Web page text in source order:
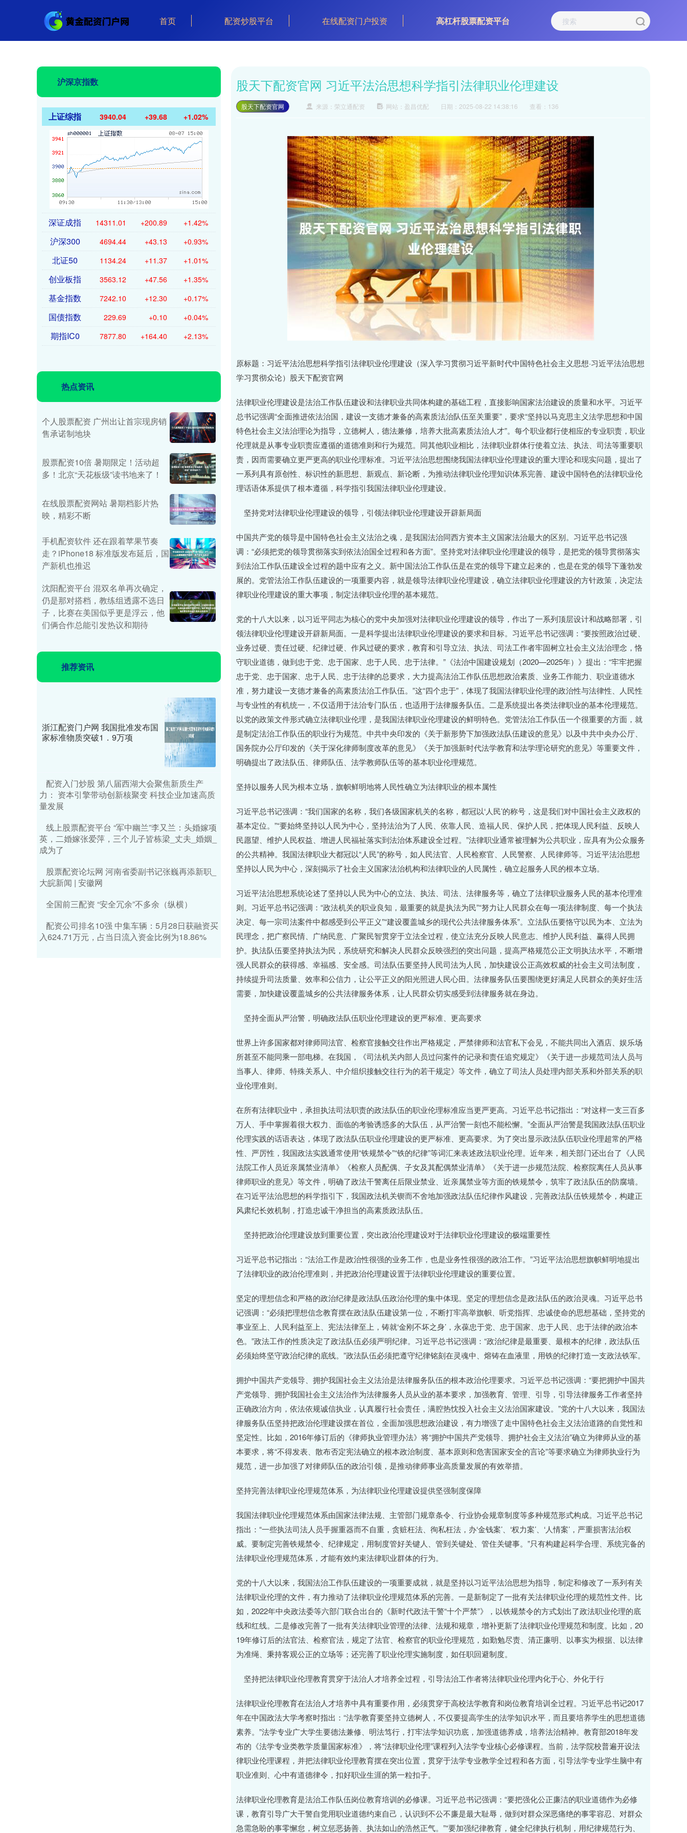
首页 配资炒股平台 在线配资门户投资 高杠杆股票配资平台
股天下配资官网 习近平法治思想科学指引法律职业伦理建设
股天下配资官网 来源：荣立通配资 网站：盈昌优配 日期：2025-08-22 14:38:16 查看：136
原标题：习近平法治思想科学指引法律职业伦理建设（深入学习贯彻习近平新时代中国特色社会主义思想·习近平法治思想
学习贯彻众论）股天下配资官网
法律职业伦理建设是法治工作队伍建设和法律职业共同体构建的基础工程，直接影响国家法治建设的质量和水平。习近平
总书记强调“全面推进依法治国，建设一支德才兼备的高素质法治队伍至关重要”，要求“坚持以马克思主义法学思想和中国
特色社会主义法治理论为指导，立德树人，德法兼修，培养大批高素质法治人才”。每个职业都行使相应的专业职责，职业
伦理就是从事专业职责应遵循的道德准则和行为规范。同其他职业相比，法律职业群体行使着立法、执法、司法等重要职
责，因而需要确立更严更高的职业伦理标准。习近平法治思想围绕我国法律职业伦理建设的重大理论和现实问题，提出了
一系列具有原创性、标识性的新思想、新观点、新论断，为推动法律职业伦理知识体系完善、建设中国特色的法律职业伦
理话语体系提供了根本遵循，科学指引我国法律职业伦理建设。
坚持党对法律职业伦理建设的领导，引领法律职业伦理建设开辟新局面
中国共产党的领导是中国特色社会主义法治之魂，是我国法治同西方资本主义国家法治最大的区别。习近平总书记强
调：“必须把党的领导贯彻落实到依法治国全过程和各方面”。坚持党对法律职业伦理建设的领导，是把党的领导贯彻落实
到法治工作队伍建设全过程的题中应有之义。新中国法治工作队伍是在党的领导下建立起来的，也是在党的领导下蓬勃发
展的。党管法治工作队伍建设的一项重要内容，就是领导法律职业伦理建设，确立法律职业伦理建设的方针政策，决定法
律职业伦理建设的重大事项，制定法律职业伦理的基本规范。
党的十八大以来，以习近平同志为核心的党中央加强对法律职业伦理建设的领导，作出了一系列顶层设计和战略部署，引
领法律职业伦理建设开辟新局面。一是科学提出法律职业伦理建设的要求和目标。习近平总书记强调：“要按照政治过硬、
业务过硬、责任过硬、纪律过硬、作风过硬的要求，教育和引导立法、执法、司法工作者牢固树立社会主义法治理念，恪
守职业道德，做到忠于党、忠于国家、忠于人民、忠于法律。”《法治中国建设规划（2020—2025年）》提出：“牢牢把握
忠于党、忠于国家、忠于人民、忠于法律的总要求，大力提高法治工作队伍思想政治素质、业务工作能力、职业道德水
准，努力建设一支德才兼备的高素质法治工作队伍。”这“四个忠于”，体现了我国法律职业伦理的政治性与法律性、人民性
与专业性的有机统一，不仅适用于法治专门队伍，也适用于法律服务队伍。二是系统提出各类法律职业的基本伦理规范。
以党的政策文件形式确立法律职业伦理，是我国法律职业伦理建设的鲜明特色。党管法治工作队伍一个很重要的方面，就
是制定法治工作队伍的职业行为规范。中共中央印发的《关于新形势下加强政法队伍建设的意见》以及中共中央办公厅、
国务院办公厅印发的《关于深化律师制度改革的意见》《关于加强新时代法学教育和法学理论研究的意见》等重要文件，
明确提出了政法队伍、律师队伍、法学教师队伍等的基本职业伦理规范。
坚持以服务人民为根本立场，旗帜鲜明地将人民性确立为法律职业的根本属性
习近平总书记强调：“我们国家的名称，我们各级国家机关的名称，都冠以‘人民’的称号，这是我们对中国社会主义政权的
基本定位。”“要始终坚持以人民为中心，坚持法治为了人民、依靠人民、造福人民、保护人民，把体现人民利益、反映人
民愿望、维护人民权益、增进人民福祉落实到法治体系建设全过程。”法律职业通常被理解为公共职业，应具有为公众服务
的公共精神。我国法律职业大都冠以“人民”的称号，如人民法官、人民检察官、人民警察、人民律师等。习近平法治思想
坚持以人民为中心，深刻揭示了社会主义国家法治机构和法律职业的人民属性，确立起服务人民的根本立场。
习近平法治思想系统论述了坚持以人民为中心的立法、执法、司法、法律服务等，确立了法律职业服务人民的基本伦理准
则。习近平总书记强调：“政法机关的职业良知，最重要的就是执法为民”“努力让人民群众在每一项法律制度、每一个执法
决定、每一宗司法案件中都感受到公平正义”“建设覆盖城乡的现代公共法律服务体系”。立法队伍要恪守以民为本、立法为
民理念，把广察民情、广纳民意、广聚民智贯穿于立法全过程，使立法充分反映人民意志、维护人民利益、赢得人民拥
护。执法队伍要坚持执法为民，系统研究和解决人民群众反映强烈的突出问题，提高严格规范公正文明执法水平，不断增
强人民群众的获得感、幸福感、安全感。司法队伍要坚持人民司法为人民，加快建设公正高效权威的社会主义司法制度，
持续提升司法质量、效率和公信力，让公平正义的阳光照进人民心田。法律服务队伍要围绕更好满足人民群众的美好生活
需要，加快建设覆盖城乡的公共法律服务体系，让人民群众切实感受到法律服务就在身边。
坚持全面从严治警，明确政法队伍职业伦理建设的更严标准、更高要求
世界上许多国家都对律师同法官、检察官接触交往作出严格规定，严禁律师和法官私下会见，不能共同出入酒店、娱乐场
所甚至不能同乘一部电梯。在我国，《司法机关内部人员过问案件的记录和责任追究规定》《关于进一步规范司法人员与
当事人、律师、特殊关系人、中介组织接触交往行为的若干规定》等文件，确立了司法人员处理内部关系和外部关系的职
业伦理准则。
在所有法律职业中，承担执法司法职责的政法队伍的职业伦理标准应当更严更高。习近平总书记指出：“对这样一支三百多
万人、手中掌握着很大权力、面临的考验诱惑多的大队伍，从严治警一刻也不能松懈。”全面从严治警是我国政法队伍职业
伦理实践的话语表达，体现了政法队伍职业伦理建设的更严标准、更高要求。为了突出显示政法队伍职业伦理超常的严格
性、严厉性，我国政法实践通常使用“铁规禁令”“铁的纪律”等词汇来表述政法职业伦理。近年来，相关部门还出台了《人民
法院工作人员近亲属禁业清单》《检察人员配偶、子女及其配偶禁业清单》《关于进一步规范法院、检察院离任人员从事
律师职业的意见》等文件，明确了政法干警离任后限业禁业、近亲属禁业等方面的铁规禁令，筑牢了政法队伍的防腐墙。
在习近平法治思想的科学指引下，我国政法机关锲而不舍地加强政法队伍纪律作风建设，完善政法队伍铁规禁令，构建正
风肃纪长效机制，打造忠诚干净担当的高素质政法队伍。
坚持把政治伦理建设放到重要位置，突出政治伦理建设对于法律职业伦理建设的极端重要性
习近平总书记指出：“法治工作是政治性很强的业务工作，也是业务性很强的政治工作。”习近平法治思想旗帜鲜明地提出
了法律职业的政治伦理准则，并把政治伦理建设置于法律职业伦理建设的重要位置。
坚定的理想信念和严格的政治纪律是政法队伍政治伦理的集中体现。坚定的理想信念是政法队伍的政治灵魂。习近平总书
记强调：“必须把理想信念教育摆在政法队伍建设第一位，不断打牢高举旗帜、听党指挥、忠诚使命的思想基础，坚持党的
事业至上、人民利益至上、宪法法律至上，铸就‘金刚不坏之身’，永葆忠于党、忠于国家、忠于人民、忠于法律的政治本
色。”政法工作的性质决定了政法队伍必须严明纪律。习近平总书记强调：“政治纪律是最重要、最根本的纪律，政法队伍
必须始终坚守政治纪律的底线。”政法队伍必须把遵守纪律铭刻在灵魂中、熔铸在血液里，用铁的纪律打造一支政法铁军。
拥护中国共产党领导、拥护我国社会主义法治是法律服务队伍的根本政治伦理要求。习近平总书记强调：“要把拥护中国共
产党领导、拥护我国社会主义法治作为法律服务人员从业的基本要求，加强教育、管理、引导，引导法律服务工作者坚持
正确政治方向，依法依规诚信执业，认真履行社会责任，满腔热忱投入社会主义法治国家建设。”党的十八大以来，我国法
律服务队伍坚持把政治伦理建设摆在首位，全面加强思想政治建设，有力增强了走中国特色社会主义法治道路的自觉性和
坚定性。比如，2016年修订后的《律师执业管理办法》将“拥护中国共产党领导、拥护社会主义法治”确立为律师从业的基
本要求，将“不得发表、散布否定宪法确立的根本政治制度、基本原则和危害国家安全的言论”等要求确立为律师执业行为
规范，进一步加强了对律师队伍的政治引领，是推动律师事业高质量发展的有效举措。
坚持完善法律职业伦理规范体系，为法律职业伦理建设提供坚强制度保障
我国法律职业伦理规范体系由国家法律法规、主管部门规章条令、行业协会规章制度等多种规范形式构成。习近平总书记
指出：“一些执法司法人员手握重器而不自重，贪赃枉法、徇私枉法，办‘金钱案’、‘权力案’、‘人情案’，严重损害法治权
威。要制定完善铁规禁令、纪律规定，用制度管好关键人、管到关键处、管住关键事。”只有构建起科学合理、系统完备的
法律职业伦理规范体系，才能有效约束法律职业群体的行为。
党的十八大以来，我国法治工作队伍建设的一项重要成就，就是坚持以习近平法治思想为指导，制定和修改了一系列有关
法律职业伦理的文件，有力推动了法律职业伦理规范体系的完善。一是新制定了一批有关法律职业伦理的规范性文件。比
如，2022年中央政法委等六部门联合出台的《新时代政法干警“十个严禁”》，以铁规禁令的方式划出了政法职业伦理的底
线和红线。二是修改完善了一批有关法律职业管理的法律、法规和规章，增补更新了法律职业伦理规范和制度。比如，20
19年修订后的法官法、检察官法，规定了法官、检察官的职业伦理规范，如勤勉尽责、清正廉明、以事实为根据、以法律
为准绳、秉持客观公正的立场等；还完善了职业伦理实施制度，如任职回避制度。
坚持把法律职业伦理教育贯穿于法治人才培养全过程，引导法治工作者将法律职业伦理内化于心、外化于行
法律职业伦理教育在法治人才培养中具有重要作用，必须贯穿于高校法学教育和岗位教育培训全过程。习近平总书记2017
年在中国政法大学考察时指出：“法学教育要坚持立德树人，不仅要提高学生的法学知识水平，而且要培养学生的思想道德
素养。”法学专业广大学生要德法兼修、明法笃行，打牢法学知识功底，加强道德养成，培养法治精神。教育部2018年发
布的《法学专业类教学质量国家标准》，将“法律职业伦理”课程列入法学专业核心必修课程。当前，法学院校普遍开设法
律职业伦理课程，并把法律职业伦理教育摆在突出位置，贯穿于法学专业教学全过程和各方面，引导法学专业学生脑中有
职业准则、心中有道德律令，扣好职业生涯的第一粒扣子。
法律职业伦理教育是法治工作队伍岗位教育培训的必修课。习近平总书记强调：“要把强化公正廉洁的职业道德作为必修
课，教育引导广大干警自觉用职业道德约束自己，认识到不公不廉是最大耻辱，做到对群众深恶痛绝的事零容忍、对群众
急需急盼的事零懈怠，树立惩恶扬善、执法如山的浩然正气。”“要加强纪律教育，健全纪律执行机制，用纪律规范行为、
沪深京指数
上证综指 3940.04 +39.68 +1.02%
深证成指 14311.01 +200.89 +1.42%
沪深300 4694.44 +43.13 +0.93%
北证50 1134.24 +11.37 +1.01%
创业板指 3563.12 +47.56 +1.35%
基金指数 7242.10 +12.30 +0.17%
国债指数 229.69 +0.10 +0.04%
期指IC0 7877.80 +164.40 +2.13%
热点资讯
个人股票配资 广州出让首宗现房销
售承诺制地块
股票配资10倍 暑期限定！活动超
多！北京“天花板级”读书地来了！
在线股票配资网站 暑期档影片热
映，精彩不断
手机配资软件 还在跟着苹果节奏
走？iPhone18 标准版发布延后，国
产新机也推迟
沈阳配资平台 混双名单再次确定，
仍是那对搭档，教练组透露不选日
子，比赛在美国似乎更是浮云，他
们俩合作总能引发热议和期待
推荐资讯
浙江配资门户网 我国批准发布国
家标准物质突破1．9万项
配资入门炒股 第八届西湖大会聚焦新质生产
力： 资本引擎带动创新核聚变 科技企业加速高质
量发展
线上股票配资平台 “军中幽兰”李又兰：头婚嫁项
英，二婚嫁张爱萍，三个儿子皆栋梁_丈夫_婚姻_
成为了
股票配资论坛网 河南省委副书记张巍再添新职_
大皖新闻 | 安徽网
全国前三配资 “安全冗余”不多余（纵横）
配资公司排名10强 中集车辆：5月28日获融资买
入624.71万元，占当日流入资金比例为18.86%